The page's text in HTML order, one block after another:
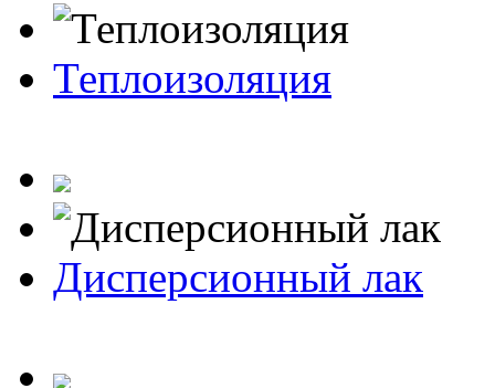
Теплоизоляция
Дисперсионный лак